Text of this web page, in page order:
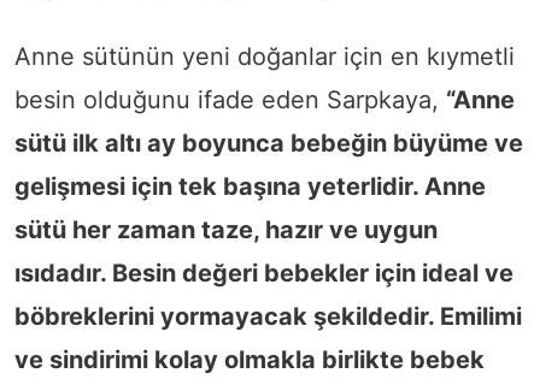
Anne sütünün yeni doğanlar için en kıymetli
besin olduğunu ifade eden Sarpkaya, “Anne
sütü ilk altı ay boyunca bebeğin büyüme ve
gelişmesi için tek başına yeterlidir. Anne
sütü her zaman taze, hazır ve uygun
ısıdadır. Besin değeri bebekler için ideal ve
böbreklerini yormayacak şekildedir. Emilimi
ve sindirimi kolay olmakla birlikte bebek